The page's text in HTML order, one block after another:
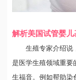
解析美国试管婴
生殖专家介绍说，
是医学生殖领域重要
生福音。例如帮助染